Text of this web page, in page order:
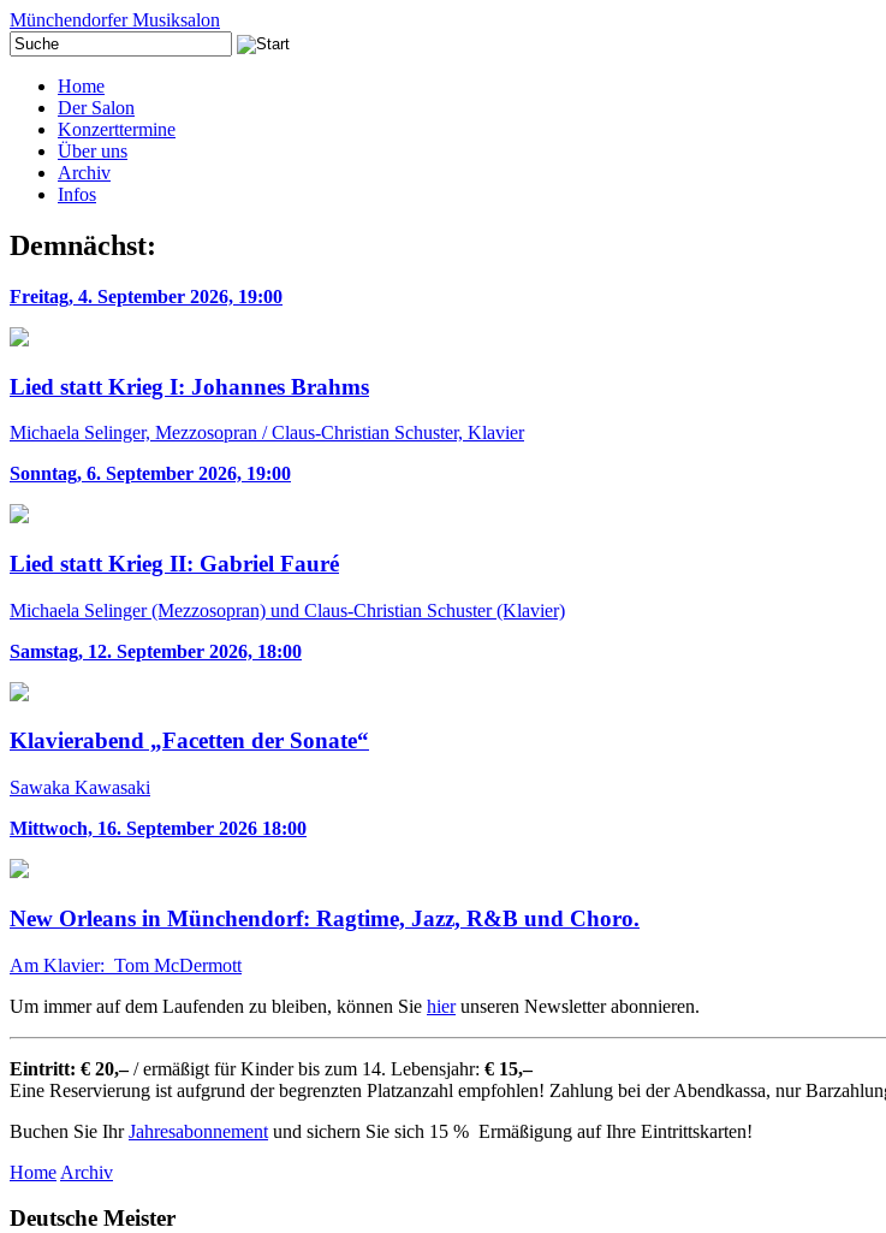
Münchendorfer Musiksalon
Home
Der Salon
Konzerttermine
Über uns
Archiv
Infos
Demnächst:
Freitag, 4. September 2026, 19:00
Lied statt Krieg I: Johannes Brahms
Michaela Selinger, Mezzosopran / Claus-Christian Schuster, Klavier
Sonntag, 6. September 2026, 19:00
Lied statt Krieg II: Gabriel Fauré
Michaela Selinger (Mezzosopran) und Claus-Christian Schuster (Klavier)
Samstag, 12. September 2026, 18:00
Klavierabend „Facetten der Sonate“
Sawaka Kawasaki
Mittwoch, 16. September 2026 18:00
New Orleans in Münchendorf: Ragtime, Jazz, R&B und Choro.
Am Klavier: Tom McDermott
Um immer auf dem Laufenden zu bleiben, können Sie hierunseren Newsletter abonnieren.
Eintritt: € 20,–/ ermäßigt für Kinder bis zum 14. Lebensjahr: € 15,–
Eine Reservierung ist aufgrund der begrenzten Platzanzahl empfohlen! Zahlung bei der Abendkassa, nur
Buchen Sie IhrJahresabonnement und sichern Sie sich 15 % Ermäßigung auf Ihre Eintrittskarten!
Home Archiv
Deutsche Meister